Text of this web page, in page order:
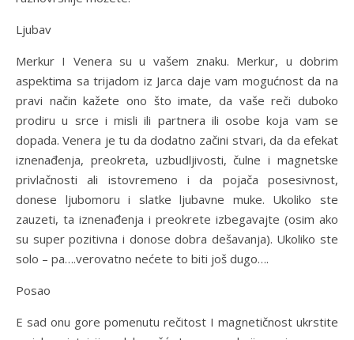
Ljubav
Merkur I Venera su u vašem znaku. Merkur, u dobrim
aspektima sa trijadom iz Jarca daje vam mogućnost da na
pravi način kažete ono što imate, da vaše reči duboko
prodiru u srce i misli ili partnera ili osobe koja vam se
dopada. Venera je tu da dodatno začini stvari, da da efekat
iznenađenja, preokreta, uzbudljivosti, čulne i magnetske
privlačnosti ali istovremeno i da pojača posesivnost,
donese ljubomoru i slatke ljubavne muke. Ukoliko ste
zauzeti, ta iznenađenja i preokrete izbegavajte (osim ako
su super pozitivna i donose dobra dešavanja). Ukoliko ste
solo – pa….verovatno nećete to biti još dugo….
Posao
E sad onu gore pomenutu rečitost I magnetičnost ukrstite